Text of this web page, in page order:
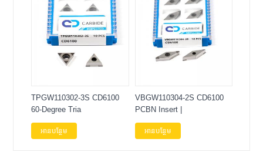
TPGW110302-3S CD6100
60-Degree Tria
អានបន្ថែម
VBGW110304-2S CD6100
PCBN Insert |
អានបន្ថែម